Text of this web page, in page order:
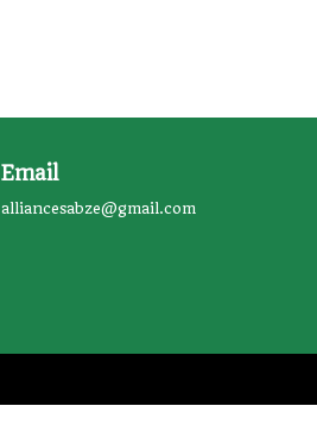
Email
alliancesabze@gmail.com